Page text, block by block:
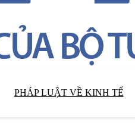
PHÁP LUẬT VỀ KINH TẾ